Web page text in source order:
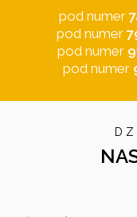
pod numer
pod numer
pod numer
pod numer